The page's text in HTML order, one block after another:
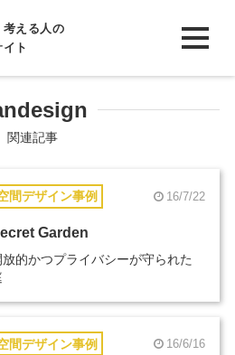
考える人の
ト
関連記事
間デザイン事例 16/7/22
Garden
放的かつプライバシーが守られた
間デザイン事例 16/6/16